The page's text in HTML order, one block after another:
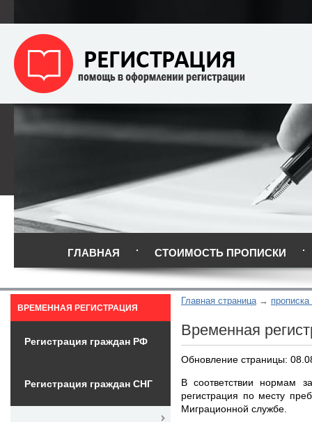
ГЛАВНАЯ СТОИМОСТЬ ПРОПИСКИ
Главная страница
Временная
Обновление страницы:
В соответствии нормам
регистрация по месту
Миграционной службе.
ВРЕМЕННАЯ РЕГИСТРАЦИЯ
Регистрация граждан РФ
Регистрация граждан СНГ